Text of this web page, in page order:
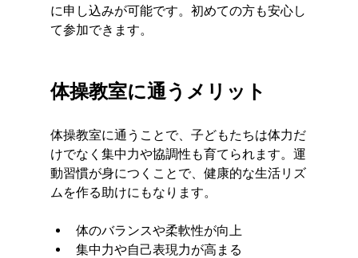
に申し込みが可能です。初めての方も安心し
て参加できます。
体操教室に通うメリット
体操教室に通うことで、子どもたちは体力だ
けでなく集中力や協調性も育てられます。運
動習慣が身につくことで、健康的な生活リズ
ムを作る助けにもなります。
体のバランスや柔軟性が向上
集中力や自己表現力が高まる